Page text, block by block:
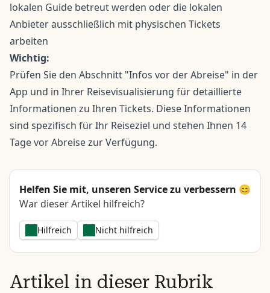
lokalen Guide betreut werden oder die lokalen
Anbieter ausschließlich mit physischen Tickets
arbeiten
Wichtig:
Prüfen Sie den Abschnitt "Infos vor der Abreise" in der
App und in Ihrer Reisevisualisierung für detaillierte
Informationen zu Ihren Tickets. Diese Informationen
sind spezifisch für Ihr Reiseziel und stehen Ihnen 14
Tage vor Abreise zur Verfügung.
Helfen Sie mit, unseren Service zu verbessern 😊
War dieser Artikel hilfreich?
Hilfreich Nicht hilfreich
Artikel in dieser Rubrik